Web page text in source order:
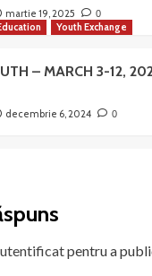
martie 19, 2025 0
Youth Exchange
– MARCH 3-12,
decembrie 6, 2024 0
pentru a